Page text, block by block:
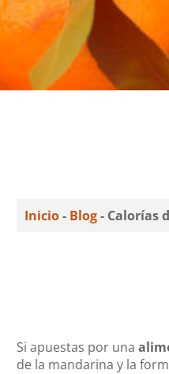
Inicio- Blog- Calorías
Si apuestas por una
de la mandarina y la